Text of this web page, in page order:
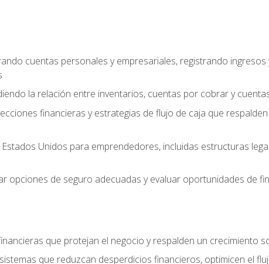
cuentas personales y empresariales, registrando
la relación entre inventarios, cuentas por cobrar y
financieras y estrategias de flujo de caja que
Unidos para emprendedores, incluidas estructuras
opciones de seguro adecuadas y evaluar oportunidades de
que protejan el negocio y respalden un crecimiento
que reduzcan desperdicios financieros, optimicen el